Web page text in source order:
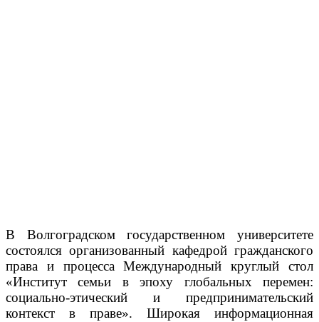
В Волгоградском государственном университете
состоялся организованный кафедрой гражданского
права и процесса Международный круглый стол
«Институт семьи в эпоху глобальных перемен:
социально-этический и предпринимательский
контекст в праве». Широкая информационная